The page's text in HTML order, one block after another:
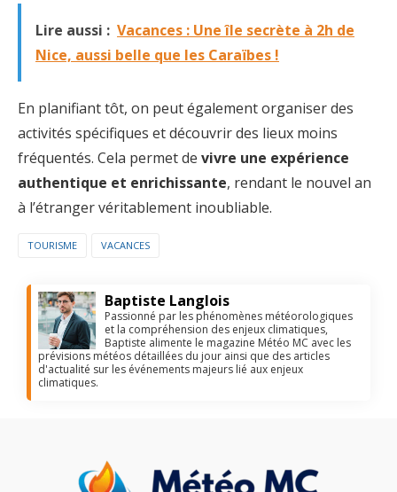
Lire aussi : Vacances : Une île secrète à 2h de
Nice, aussi belle que les Caraïbes !
En planifiant tôt, on peut également organiser des
activités spécifiques et découvrir des lieux moins
fréquentés. Cela permet de vivre une expérience
authentique et enrichissante, rendant le nouvel an
à l’étranger véritablement inoubliable.
TOURISME VACANCES
Baptiste Langlois
Passionné par les phénomènes météorologiques
et la compréhension des enjeux climatiques,
Baptiste alimente le magazine Météo MC avec les
prévisions météos détaillées du jour ainsi que des articles
d'actualité sur les événements majeurs lié aux enjeux
climatiques.